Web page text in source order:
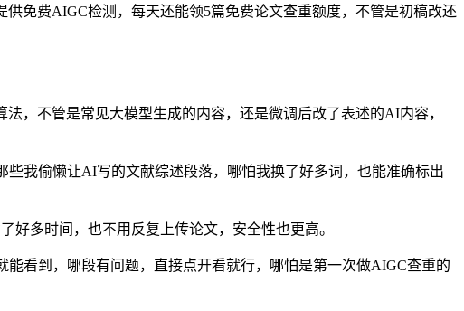
免费AIGC检测，每天还能领5篇免费论文查重额度，不管是初稿改还
，不管是常见大模型生成的内容，还是微调后改了表述的AI内容，
我偷懒让AI写的文献综述段落，哪怕我换了好多词，也能准确标出
多时间，也不用反复上传论文，安全性也更高。
看到，哪段有问题，直接点开看就行，哪怕是第一次做AIGC查重的